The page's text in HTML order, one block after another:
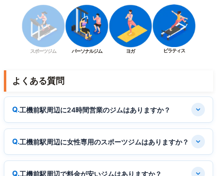
スポーツジム パーソナルジム ヨガ ピラティス
よくある質問
工機前駅周辺に24時間営業のジムはありますか？
工機前駅周辺に女性専用のスポーツジムはありますか？
工機前駅周辺で料金が安いジムはありますか？